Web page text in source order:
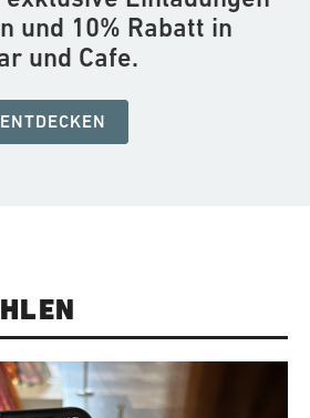
und 10% Rabatt in
und Cafe.